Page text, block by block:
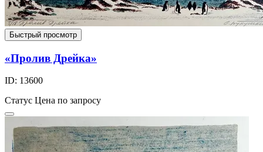
Быстрый просмотр
«Пролив Дрейка»
ID: 13600
Статус Цена по запросу